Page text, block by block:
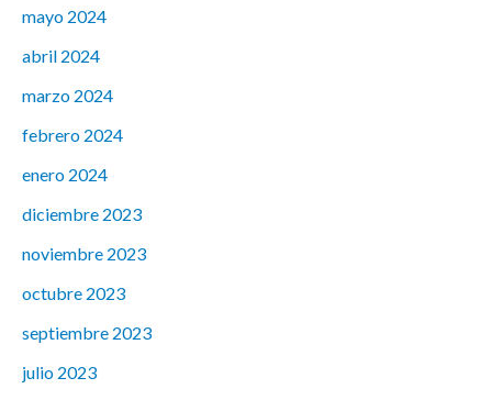
mayo 2024
abril 2024
marzo 2024
febrero 2024
enero 2024
diciembre 2023
noviembre 2023
octubre 2023
septiembre 2023
julio 2023